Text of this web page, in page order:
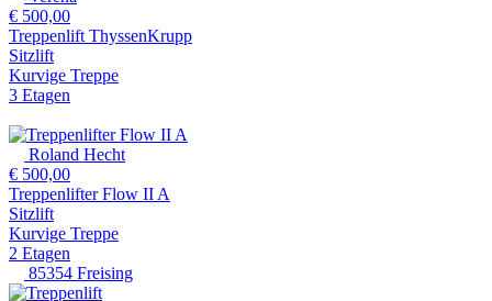
€ 500,00
Treppenlift ThyssenKrupp
Sitzlift
Kurvige Treppe
3 Etagen
Roland Hecht
€ 500,00
Treppenlifter Flow II A
Sitzlift
Kurvige Treppe
2 Etagen
85354 Freising